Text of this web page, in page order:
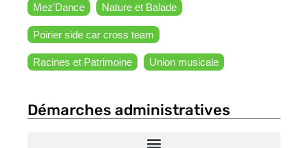
Mez'Dance Nature et Balade
Poirier side car cross team
Racines et Patrimoine Union musicale
Démarches administratives